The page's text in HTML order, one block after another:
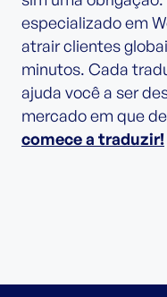
especializado em
atrair clientes
minutos. Cada
ajuda você a ser
mercado em que
comece a traduzir!